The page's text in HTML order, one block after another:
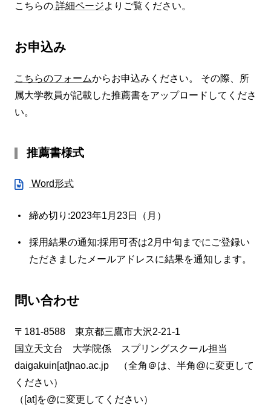
こちらの 詳細ページよりご覧ください。
お申込み
こちらのフォームからお申込みください。 その際、所
属大学教員が記載した推薦書をアップロードしてくださ
い。
推薦書様式
Word形式
締め切り:2023年1月23日（月）
採用結果の通知:採用可否は2月中旬までにご登録い
ただきましたメールアドレスに結果を通知します。
問い合わせ
〒181-8588 東京都三鷹市大沢2-21-1
国立天文台 大学院係 スプリングスクール担当
daigakuin[at]nao.ac.jp （全角＠は、半角@に変更して
ください）
（[at]を@に変更してください）